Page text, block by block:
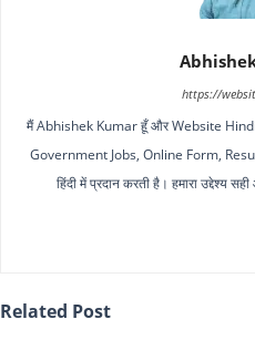
https://
मैं Abhishek Kumar हूँ और Website
Government Jobs, Online Form,
हिंदी में प्रदान करती है। हमारा उद्देश्य
Related Post